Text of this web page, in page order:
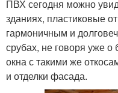
ПВХ сегодня можно
зданиях, пластиковые
гармоничным и
срубах, не говоря уже
окна с такими же
и отделки фасада.